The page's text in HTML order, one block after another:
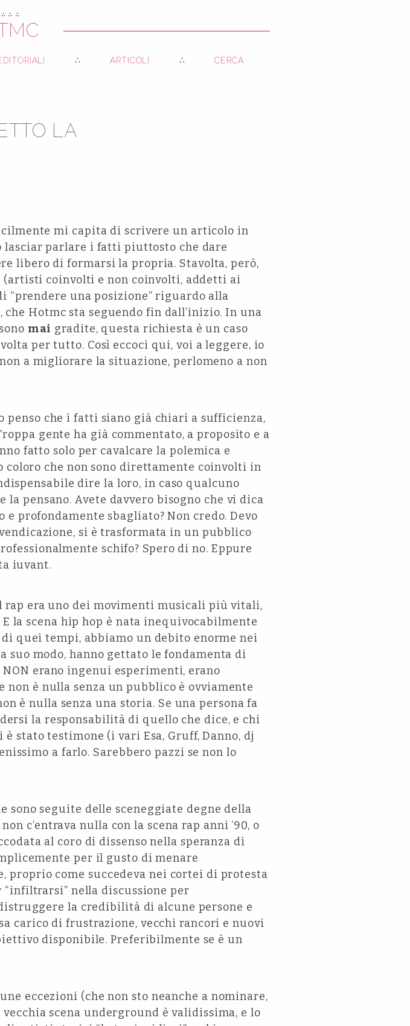
ARTICOLI CERCA
LA
mi capita di scrivere un articolo in
lasciar parlare i fatti piuttosto che dare
libero di formarsi la propria. Stavolta, però,
(artisti coinvolti e non coinvolti, addetti ai
una posizione” riguardo alla
, che Hotmc sta seguendo fin dall’inizio. In una
mai gradite, questa richiesta è un caso
per tutto. Così eccoci qui, voi a leggere, io
a migliorare la situazione, perlomeno a non
penso che i fatti siano già chiari a sufficienza,
gente ha già commentato, a proposito e a
fatto solo per cavalcare la polemica e
che non sono direttamente coinvolti in
dire la loro, in caso qualcuno
la pensano. Avete davvero bisogno che vi dica
profondamente sbagliato? Non credo. Devo
si è trasformata in un pubblico
schifo? Spero di no. Eppure
iuvant.
rap era uno dei movimenti musicali più vitali,
la scena hip hop è nata inequivocabilmente
quei tempi, abbiamo un debito enorme nei
suo modo, hanno gettato le fondamenta di
erano ingenui esperimenti, erano
non è nulla senza un pubblico è ovviamente
è nulla senza una storia. Se una persona fa
la responsabilità di quello che dice, e chi
stato testimone (i vari Esa, Gruff, Danno, dj
a farlo. Sarebbero pazzi se non lo
seguite delle sceneggiate degne della
c’entrava nulla con la scena rap anni ’90, o
al coro di dissenso nella speranza di
per il gusto di menare
proprio come succedeva nei cortei di protesta
nella discussione per
la credibilità di alcune persone e
carico di frustrazione, vecchi rancori e nuovi
disponibile. Preferibilmente se è un
eccezioni (che non sto neanche a nominare,
scena underground è validissima, e lo